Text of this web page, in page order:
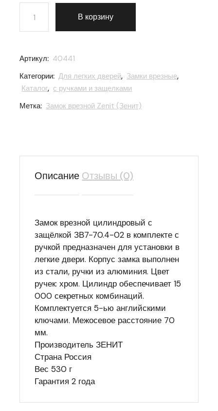
Количество товара Замок врезной Zenit (Зенит)
В корзину
Артикул: 40441
Категории: Для легких дверей, Замки врезные,
Каталог, с ручками и защелками
Метка: Замок врезной Zenit (Зенит)
Описание Отзывы (0)
Замок врезной цилиндровый с
защёлкой ЗВ7-70.4-02 в комплекте с
ручкой предназначен для установки в
легкие двери. Корпус замка выполнен
из стали, ручки из алюминия. Цвет
ручек: хром. Цилиндр обеспечивает 15
000 секретных комбинаций.
Комплектуется 5-ью английскими
ключами. Межосевое расстояние 70
мм.
Производитель ЗЕНИТ
Страна Россия
Вес 530 г
Гарантия 2 года